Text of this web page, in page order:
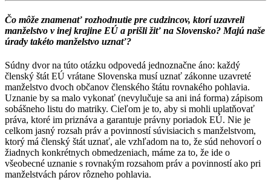
Čo môže znamenať rozhodnutie pre cudzincov, ktorí uzavreli
manželstvo v inej krajine EÚ a prišli žiť na Slovensko? Majú naše
úrady takéto manželstvo uznať?
Súdny dvor na túto otázku odpovedá jednoznačne áno: každý
členský štát EÚ vrátane Slovenska musí uznať zákonne uzavreté
manželstvo dvoch občanov členského štátu rovnakého pohlavia.
Uznanie by sa malo vykonať (nevylučuje sa ani iná forma) zápisom
sobášneho listu do matriky. Cieľom je to, aby si mohli uplatňovať
práva, ktoré im priznáva a garantuje právny poriadok EÚ. Nie je
celkom jasný rozsah práv a povinností súvisiacich s manželstvom,
ktorý má členský štát uznať, ale vzhľadom na to, že súd nehovorí o
žiadnych konkrétnych obmedzeniach, máme za to, že ide o
všeobecné uznanie s rovnakým rozsahom práv a povinností ako pri
manželstvách párov rôzneho pohlavia.